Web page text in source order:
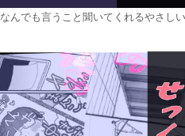
なんでも言うこと聞いてくれるやさし